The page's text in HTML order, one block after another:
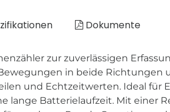
Dokumente
zur zuverlässigen
in beide
und Echtzeitwerten. Ideal für
Batterielaufzeit. Mit einer